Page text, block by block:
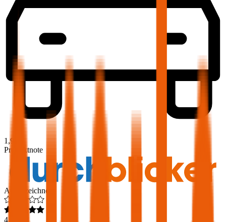
1,9
Produktnote
Ausgezeichnet
4,6